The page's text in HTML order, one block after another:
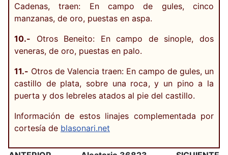
Cadenas, traen: En campo de gules, cinco
manzanas, de oro, puestas en aspa.
10.- Otros Beneito: En campo de sinople, dos
veneras, de oro, puestas en palo.
11.- Otros de Valencia traen: En campo de gules, un
castillo de plata, sobre una roca, y un pino a la
puerta y dos lebreles atados al pie del castillo.
Información de estos linajes complementada por
cortesía de blasonari.net